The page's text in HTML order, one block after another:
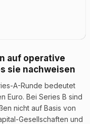
auf operative
sie nachweisen
A-Runde bedeutet
Euro. Bei Series B sind
nicht auf Basis von
Gesellschaften und